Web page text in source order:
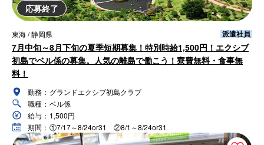
応募終了
東海 / 静岡県 派遣社員
7月中旬～8月下旬の夏季短期募集！特別時給1,500円！エクシブ
初島でベル係の募集。人気の離島で働こう！寮費無料・食事無
料！
勤務： グランドエクシブ初島クラブ
職種： ベル係
給与： 1,500円
期間： ①7/17～8/24or31 ②8/1～8/24or31